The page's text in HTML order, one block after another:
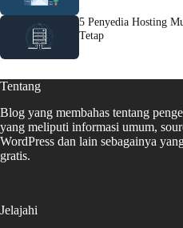
5 Penyedia Hosting
Tetap
Tentang
Blog yang membahas tentang
yang meliputi informasi umum,
WordPress dan lain sebagainya
gratis.
Jelajahi